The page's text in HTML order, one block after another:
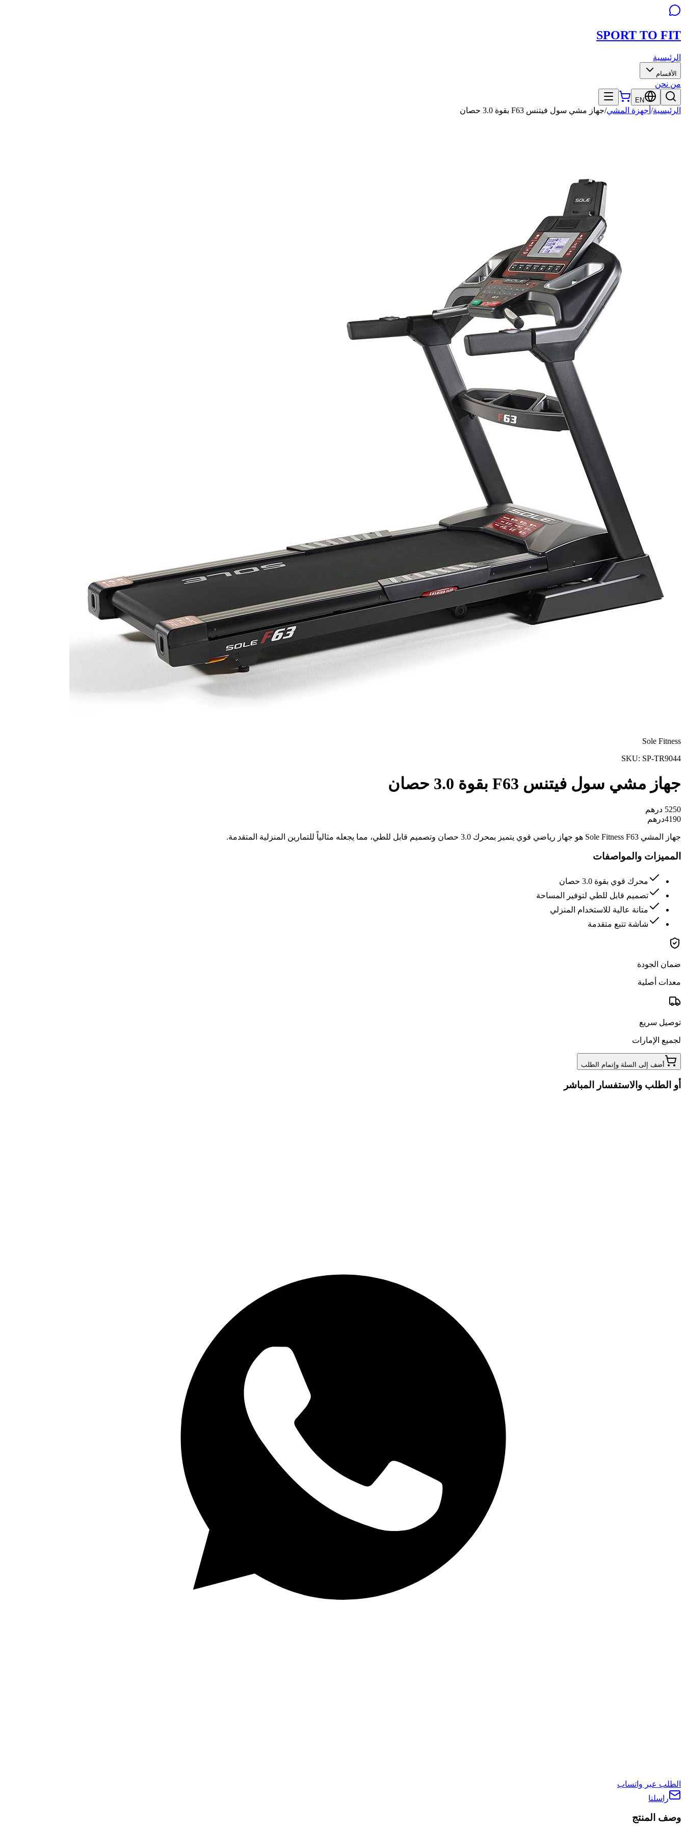
SPORT TO FIT
الرئيسية
الأقسام
من نحن
EN
الرئيسية/ أجهزة المشي/جهاز مشي سول فيتنس F63 بقوة 3.0 حصان
Sole Fitness
SKU: SP-TR9044
جهاز مشي سول فيتنس F63 بقوة 3.0 حصان
5250 درهم
4190درهم
جهاز المشي Sole Fitness F63 هو جهاز رياضي قوي يتميز بمحرك 3.0 حصان وتصميم قابل للطي، مما يجعله مثالياً للتمارين المنزلية المتقدمة.
المميزات والمواصفات
محرك قوي بقوة 3.0 حصان
تصميم قابل للطي لتوفير المساحة
متانة عالية للاستخدام المنزلي
شاشة تتبع متقدمة
ضمان الجودة
معدات أصلية
توصيل سريع
لجميع الإمارات
أضف إلى السلة وإتمام الطلب
أو الطلب والاستفسار المباشر
الطلب عبر واتساب
راسلنا
وصف المنتج